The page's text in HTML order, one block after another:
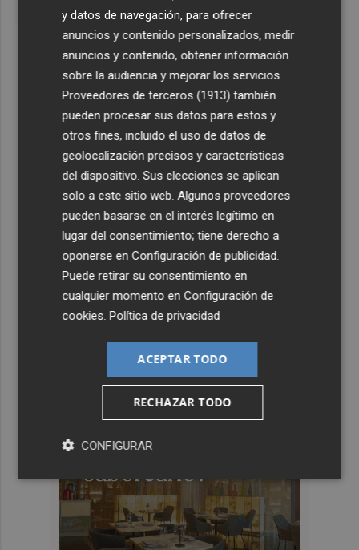
y datos de navegación, para ofrecer
anuncios y contenido personalizados, medir
anuncios y contenido, obtener información
sobre la audiencia y mejorar los servicios.
Proveedores de terceros (1913) también
pueden procesar sus datos para estos y
otros fines, incluido el uso de datos de
geolocalización precisos y características
del dispositivo. Sus elecciones se aplican
solo a este sitio web. Algunos proveedores
pueden basarse en el interés legítimo en
lugar del consentimiento; tiene derecho a
oponerse enConfiguración de publicidad
Puede retirar su consentimiento en
cualquier momento enConfiguración de
cookies .Política de privacidad
ACEPTAR TODO
RECHAZAR TODO
CONFIGURAR